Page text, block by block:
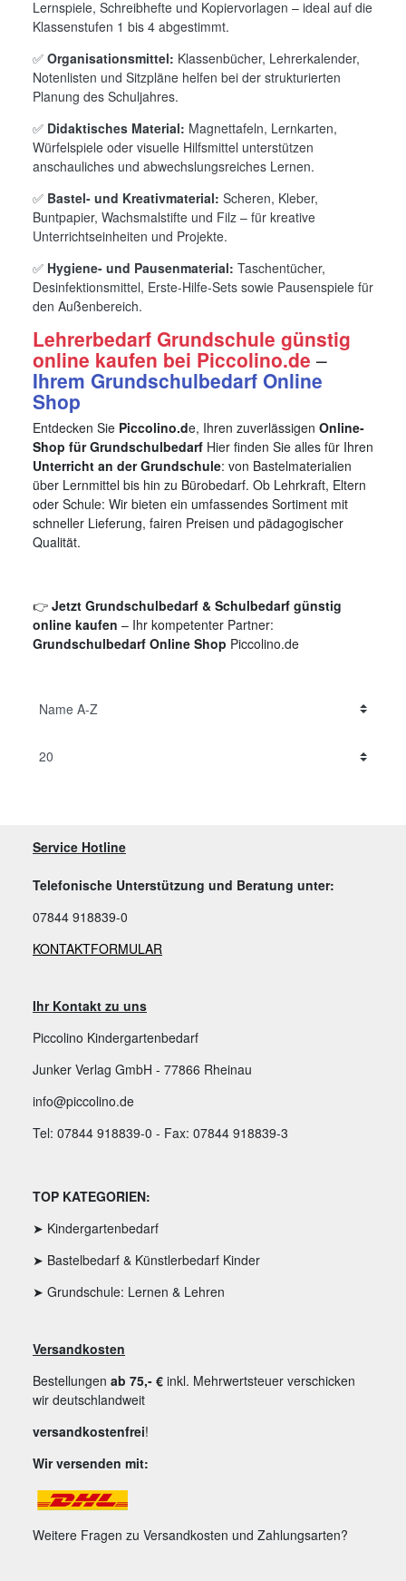
Lernspiele, Schreibhefte und Kopiervorlagen – ideal auf die
Klassenstufen 1 bis 4 abgestimmt.
✅ Organisationsmittel: Klassenbücher, Lehrerkalender,
Notenlisten und Sitzpläne helfen bei der strukturierten
Planung des Schuljahres.
✅ Didaktisches Material: Magnettafeln, Lernkarten,
Würfelspiele oder visuelle Hilfsmittel unterstützen
anschauliches und abwechslungsreiches Lernen.
✅ Bastel- und Kreativmaterial: Scheren, Kleber,
Buntpapier, Wachsmalstifte und Filz – für kreative
Unterrichtseinheiten und Projekte.
✅ Hygiene- und Pausenmaterial: Taschentücher,
Desinfektionsmittel, Erste-Hilfe-Sets sowie Pausenspiele für
den Außenbereich.
Lehrerbedarf Grundschule günstig
online kaufen bei Piccolino.de –
Ihrem Grundschulbedarf Online
Shop
Entdecken Sie Piccolino.de, Ihren zuverlässigen Online-
Shop für Grundschulbedarf Hier finden Sie alles für Ihren
Unterricht an der Grundschule: von Bastelmaterialien
über Lernmittel bis hin zu Bürobedarf. Ob Lehrkraft, Eltern
oder Schule: Wir bieten ein umfassendes Sortiment mit
schneller Lieferung, fairen Preisen und pädagogischer
Qualität.
👉 Jetzt Grundschulbedarf & Schulbedarf günstig
online kaufen – Ihr kompetenter Partner:
Grundschulbedarf Online Shop Piccolino.de
Service Hotline
Telefonische Unterstützung und Beratung unter:
07844 918839-0
KONTAKTFORMULAR
Ihr Kontakt zu uns
Piccolino Kindergartenbedarf
Junker Verlag GmbH - 77866 Rheinau
info@piccolino.de
Tel: 07844 918839-0 - Fax: 07844 918839-3
TOP KATEGORIEN:
➤ Kindergartenbedarf
➤ Bastelbedarf & Künstlerbedarf Kinder
➤ Grundschule: Lernen & Lehren
Versandkosten
Bestellungen ab 75,- € inkl. Mehrwertsteuer verschicken
wir deutschlandweit
versandkostenfrei!
Wir versenden mit:
Weitere Fragen zu Versandkosten und Zahlungsarten?